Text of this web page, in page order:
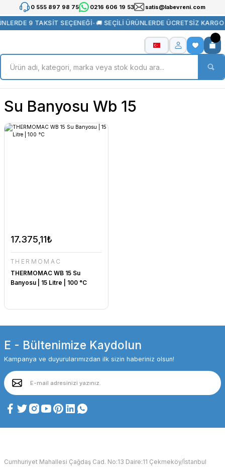
0 555 897 98 75 0216 606 19 53 satis@labevreni.com
9 TAKSİT SEÇENEĞİ•🚚 SEÇİLİ ÜRÜNLERDE ÜCRETSİZ KARGO
Su Banyosu Wb 15
17.375,11₺
THERMOMAC
THERMOMAC WB 15 Su
Banyosu | 15 Litre | 100 °C
E - Bültenimize Kaydolun
Kampanya ve duyurularımızdan ilk sizin haberiniz olsun!
Cumhuriyet Mahallesi Çağdaş Cad. No:13 Daire:11 Çekmeköy/İstanbul